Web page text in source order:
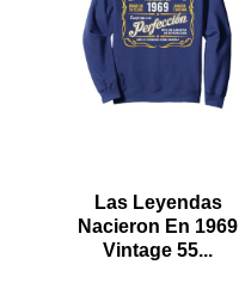
Las Leyendas
Nacieron En 1969
Vintage 55...